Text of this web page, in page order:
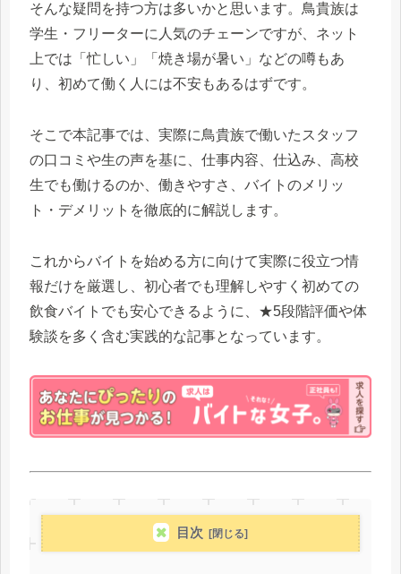
そんな疑問を持つ方は多いかと思います。鳥貴族は
学生・フリーターに人気のチェーンですが、ネット
上では「忙しい」「焼き場が暑い」などの噂もあ
り、初めて働く人には不安もあるはずです。
そこで本記事では、実際に鳥貴族で働いたスタッフ
の口コミや生の声を基に、仕事内容、仕込み、高校
生でも働けるのか、働きやすさ、バイトのメリッ
ト・デメリットを徹底的に解説します。
これからバイトを始める方に向けて実際に役立つ情
報だけを厳選し、初心者でも理解しやすく初めての
飲食バイトでも安心できるように、★5段階評価や体
験談を多く含む実践的な記事となっています。
目次